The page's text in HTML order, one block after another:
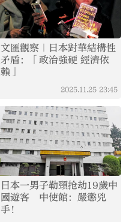
文匯觀察｜日本對華結構性
矛盾：「政治強硬 經濟依
賴」
2025.11.25 23:45
日本一男子勒頸抢劫19歲中
國遊客 中使館：嚴懲兇
手！